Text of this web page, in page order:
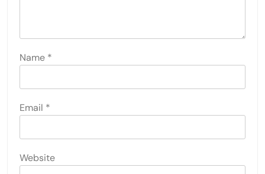
Name *
Email *
Website